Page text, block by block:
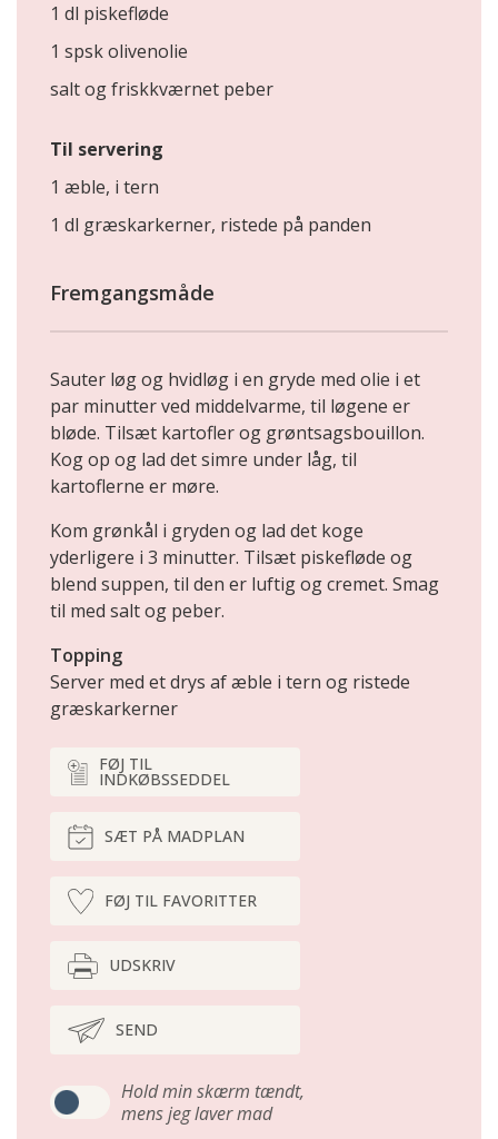
1 dl piskefløde
1 spsk olivenolie
salt og friskkværnet peber
Til servering
1 æble, i tern
1 dl græskarkerner, ristede på panden
Fremgangsmåde
Sauter løg og hvidløg i en gryde med olie i et
par minut­ter ved middelvarme, til løgene er
bløde. Tilsæt kartofler og grøntsagsbouillon.
Kog op og lad det simre under låg, til
kartoflerne er møre.
Kom grønkål i gryden og lad det koge
yderligere i 3 minutter. Tilsæt piskefløde og
blend suppen, til den er luftig og cremet. Smag
til med salt og peber.
Topping
Server med et drys af æble i tern og ristede
græskarkerner
FØJ TIL
INDKØBSSEDDEL
SÆT PÅ MADPLAN
FØJ TIL FAVORITTER
UDSKRIV
SEND
Hold min skærm tændt,
mens jeg laver mad